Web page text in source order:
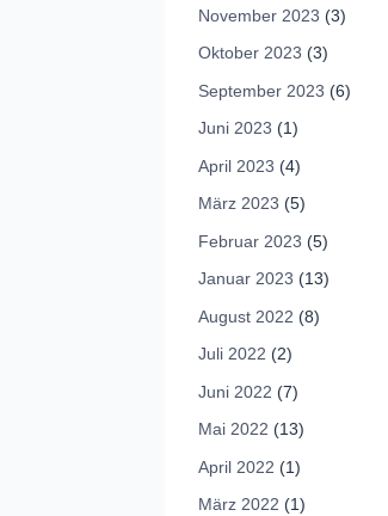
November 2023 (3)
Oktober 2023 (3)
September 2023 (6)
Juni 2023 (1)
April 2023 (4)
März 2023 (5)
Februar 2023 (5)
Januar 2023 (13)
August 2022 (8)
Juli 2022 (2)
Juni 2022 (7)
Mai 2022 (13)
April 2022 (1)
März 2022 (1)